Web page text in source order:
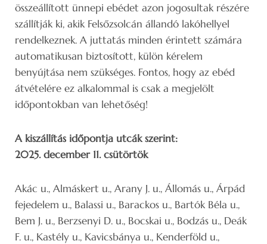
összeállított ünnepi ebédet azon jogosultak részére
szállítják ki, akik Felsőzsolcán állandó lakóhellyel
rendelkeznek. A juttatás minden érintett számára
automatikusan biztosított, külön kérelem
benyújtása nem szükséges. Fontos, hogy az ebéd
átvételére ez alkalommal is csak a megjelölt
időpontokban van lehetőség!
A kiszállítás időpontja utcák szerint:
2025. december 11. csütörtök
Akác u., Almáskert u., Arany J. u., Állomás u., Árpád
fejedelem u., Balassi u., Barackos u., Bartók Béla u.,
Bem J. u., Berzsenyi D. u., Bocskai u., Bodzás u., Deák
F. u., Kastély u., Kavicsbánya u., Kenderföld u.,